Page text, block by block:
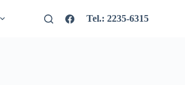
Tel.: 2235-6315